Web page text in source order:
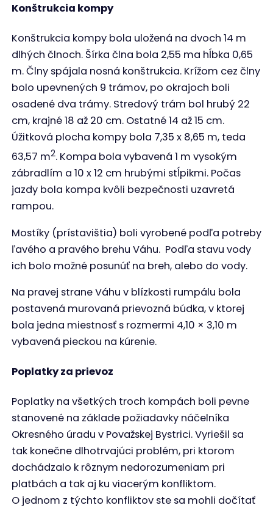
Konštrukcia kompy
Konštrukcia kompy bola uložená na dvoch 14 m
dlhých člnoch. Šírka člna bola 2,55 ma hĺbka 0,65
m. Člny spájala nosná konštrukcia. Krížom cez člny
bolo upevnených 9 trámov, po okrajoch boli
osadené dva trámy. Stredový trám bol hrubý 22
cm, krajné 18 až 20 cm. Ostatné 14 až 15 cm.
Úžitková plocha kompy bola 7,35 x 8,65 m, teda
63,57 m2. Kompa bola vybavená 1 m vysokým
zábradlím a 10 x 12 cm hrubými stĺpikmi. Počas
jazdy bola kompa kvôli bezpečnosti uzavretá
rampou.
Mostíky (prístavištia) boli vyrobené podľa potreby
ľavého a pravého brehu Váhu. Podľa stavu vody
ich bolo možné posunúť na breh, alebo do vody.
Na pravej strane Váhu v blízkosti rumpálu bola
postavená murovaná prievozná búdka, v ktorej
bola jedna miestnosť s rozmermi 4,10 × 3,10 m
vybavená pieckou na kúrenie.
Poplatky za prievoz
Poplatky na všetkých troch kompách boli pevne
stanovené na základe požiadavky náčelníka
Okresného úradu v Považskej Bystrici. Vyriešil sa
tak konečne dlhotrvajúci problém, pri ktorom
dochádzalo k rôznym nedorozumeniam pri
platbách a tak aj ku viacerým konfliktom.
O jednom z týchto konfliktov ste sa mohli dočítať